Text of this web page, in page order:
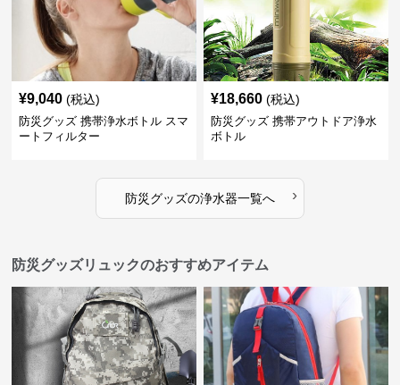
¥9,040 (税込)
防災グッズ 携帯浄水ボトル スマ
ートフィルター
¥18,660 (税込)
防災グッズ 携帯アウトドア浄水
ボトル
防災グッズの浄水器一覧へ ›
防災グッズリュックのおすすめアイテム